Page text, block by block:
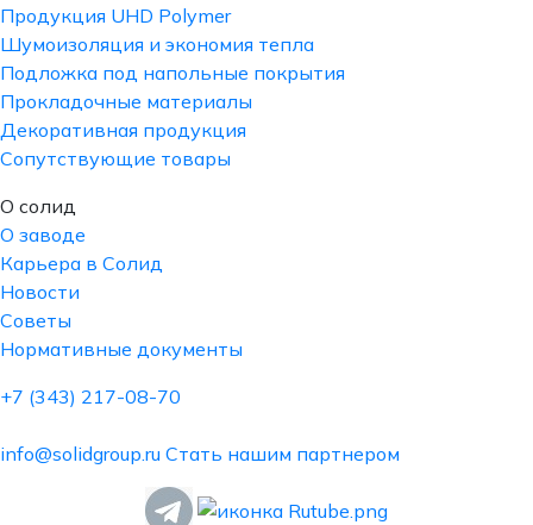
Продукция UHD Polymer
Шумоизоляция и экономия тепла
Подложка под напольные покрытия
Прокладочные материалы
Декоративная продукция
Сопутствующие товары
О солид
О заводе
Карьера в Солид
Новости
Советы
Нормативные документы
+7 (343) 217-08-70
info@solidgroup.ru Стать нашим партнером